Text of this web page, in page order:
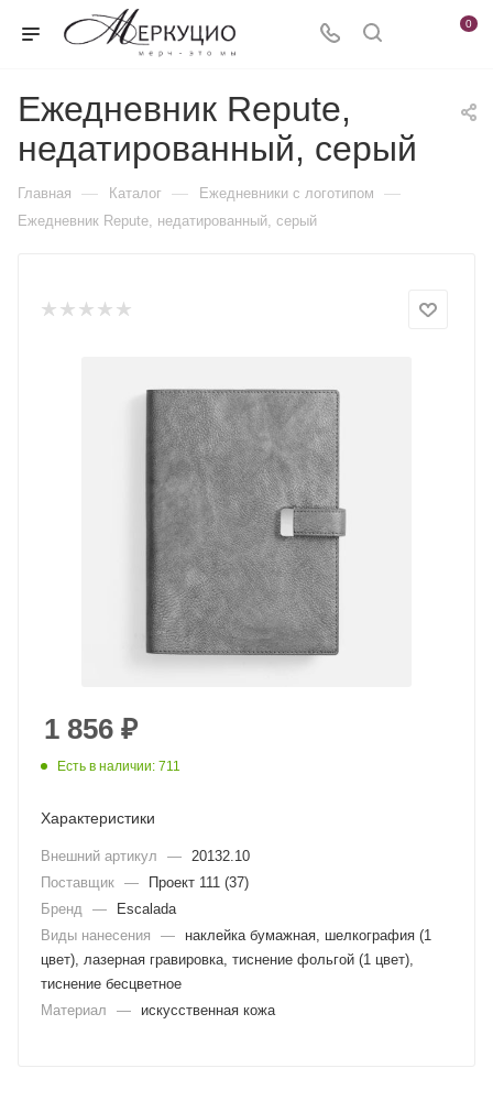
0
Ежедневник Repute,
недатированный, серый
Главная — Каталог — Ежедневники c логотипом —
Ежедневник Repute, недатированный, серый
1 856 ₽
Есть в наличии: 711
Характеристики
Внешний артикул —
20132.10
Поставщик —
Проект 111 (37)
Бренд
—
Escalada
Виды нанесения
—
наклейка бумажная, шелкография (1
цвет), лазерная гравировка, тиснение фольгой (1 цвет),
тиснение бесцветное
Материал
— искусственная кожа